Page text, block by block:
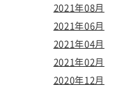
2021年08月
2021年06月
2021年04月
2021年02月
2020年12月